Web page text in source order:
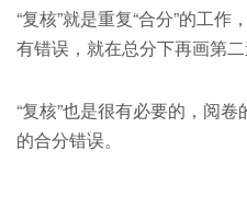
“复核”就是重复“合分”的工
有错误，就在总分下再画第
“复核”也是很有必要的，阅
的合分错误。